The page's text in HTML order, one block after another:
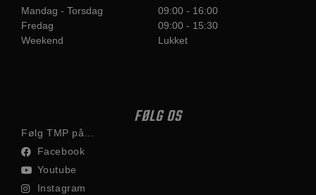
Mandag - Torsdag
09:00 - 16:00
Fredag
09:00 - 15:30
Weekend
Lukket
FØLG OS
Følg TMP på...
Facebook
Youtube
Instagram